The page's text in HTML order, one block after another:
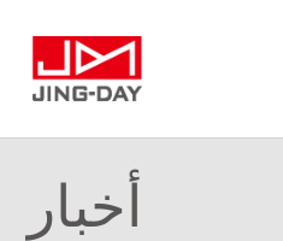
أخبار